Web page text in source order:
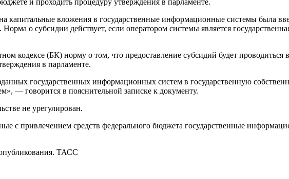
капитальные вложения в государственные информационные системы была
о субсидии действует, если оператором системы является
кодексе (БК) норму о том, что предоставление субсидий будет проводиться
в парламенте.
государственных информационных систем в государственную
— говорится в пояснительной записке к документу.
не урегулирован.
с привлечением средств федерального бюджета государственные
ТАСС